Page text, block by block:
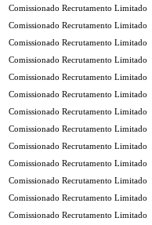
Comissionado Recrutamento Limitado
Comissionado Recrutamento Limitado
Comissionado Recrutamento Limitado
Comissionado Recrutamento Limitado
Comissionado Recrutamento Limitado
Comissionado Recrutamento Limitado
Comissionado Recrutamento Limitado
Comissionado Recrutamento Limitado
Comissionado Recrutamento Limitado
Comissionado Recrutamento Limitado
Comissionado Recrutamento Limitado
Comissionado Recrutamento Limitado
Comissionado Recrutamento Limitado